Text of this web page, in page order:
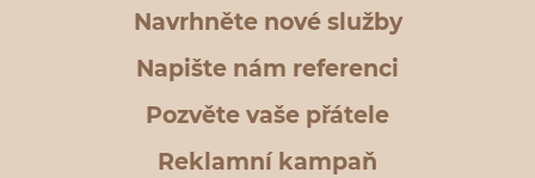
Navrhněte nové služby
Napište nám referenci
Pozvěte vaše přátele
Reklamní kampaň